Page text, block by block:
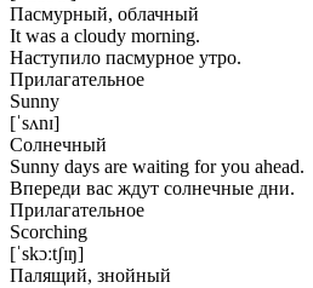
Пасмурный, облачный
It was a cloudy morning.
Наступило пасмурное утро.
Прилагательное
Sunny
[ˈsʌnɪ]
Солнечный
Sunny days are waiting for you ahead.
Впереди вас ждут солнечные дни.
Прилагательное
Scorching
[ˈskɔːtʃɪŋ]
Палящий, знойный